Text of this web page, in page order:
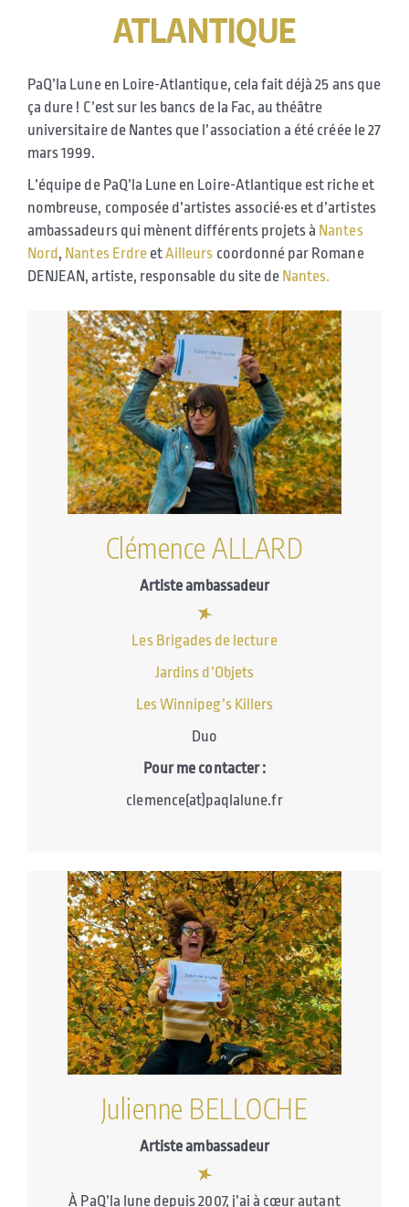
ATLANTIQUE
PaQ’la Lune en Loire-Atlantique, cela fait déjà 25 ans que
ça dure ! C’est sur les bancs de la Fac, au théâtre
universitaire de Nantes que l’association a été créée le 27
mars 1999.
L’équipe de PaQ’la Lune en Loire-Atlantique est riche et
nombreuse, composée d’artistes associé·es et d’artistes
ambassadeurs qui mènent différents projets à Nantes
Nord, Nantes ErdreetAilleurs coordonné par Romane
DENJEAN, artiste, responsable du site de Nantes.
Clémence ALLARD
Artiste ambassadeur
Les Brigades de lecture
Jardins d’Objets
Les Winnipeg’s Killers
Duo
Pour me contacter :
clemence(at)paqlalune.fr
Julienne BELLOCHE
Artiste ambassadeur
À PaQ’la lune depuis 2007, j’ai à cœur autant